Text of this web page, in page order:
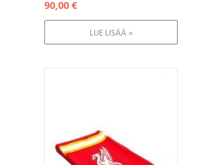
90,00 €
LUE LISÄÄ »